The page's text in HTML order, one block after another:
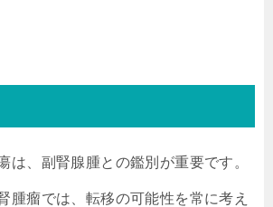
は、副腎腺腫との鑑別が重要です。
腫瘤では、転移の可能性を常に考え